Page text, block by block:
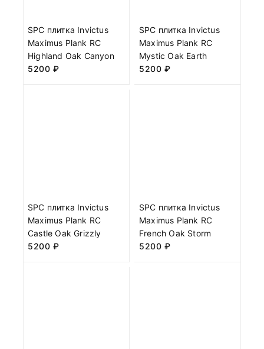
SPC плитка Invictus
Maximus Plank RC
Highland Oak Canyon
5200 ₽
SPC плитка Invictus
Maximus Plank RC
Mystic Oak Earth
5200 ₽
SPC плитка Invictus
Maximus Plank RC
Castle Oak Grizzly
5200 ₽
SPC плитка Invictus
Maximus Plank RC
French Oak Storm
5200 ₽